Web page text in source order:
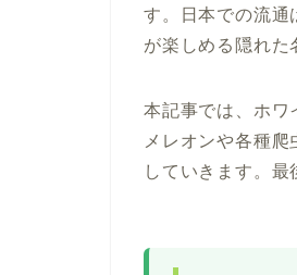
す。日本での流通
が楽しめる隠れた
本記事では、ホワ
メレオンや各種
していきます。最